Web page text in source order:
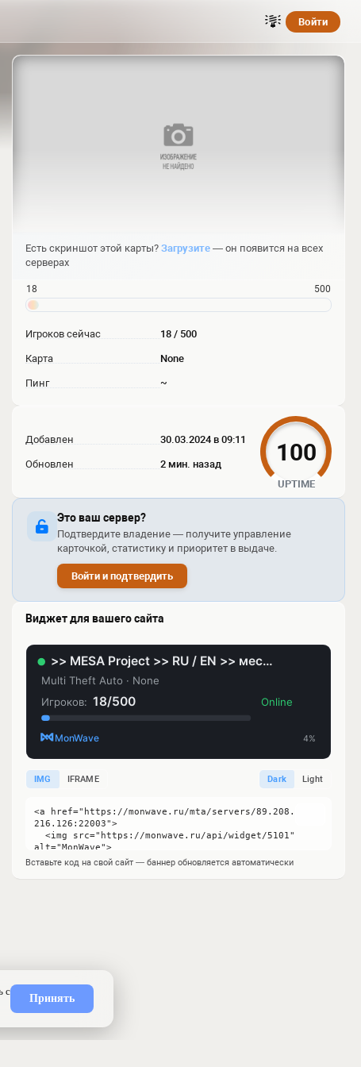
Войти
Есть скриншот этой карты? Загрузите — он появится на всех
серверах
18 500
Игроков сейчас 18 / 500
Карта None
Пинг ~
Добавлен 30.03.2024 в 09:11
Обновлен 2 мин. назад 100
UPTIME
Это ваш сервер?
Подтвердите владение — получите управление
карточкой, статистику и приоритет в выдаче.
Войти и подтвердить
Виджет для вашего сайта
IMG IFRAME Dark Light
Вставьте код на свой сайт — баннер обновляется автоматически